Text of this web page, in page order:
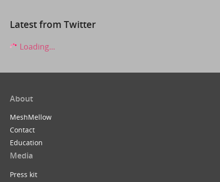
Latest from Twitter
Loading...
About
MeshMellow
Contact
Education
Media
Press kit